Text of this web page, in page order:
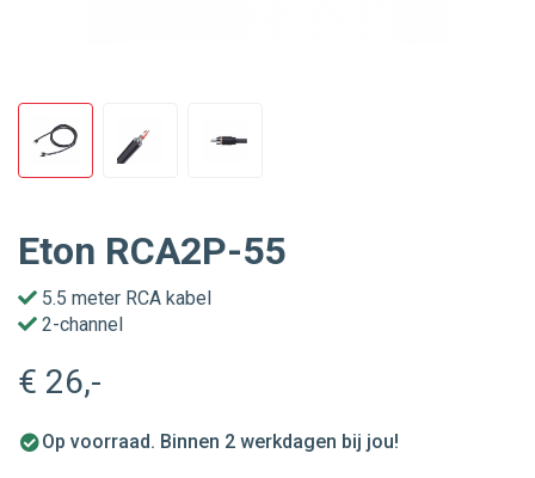
Eton RCA2P-55
5.5 meter RCA kabel
2-channel
€ 26,-
Op voorraad. Binnen 2 werkdagen bij jou!